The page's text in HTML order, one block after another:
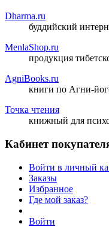
Dharma.ru
буддийский
MenlaShop.ru
продукция
AgniBooks.ru
книги по Агни-
Точка чтения
книжный для
Кабинет
Войти в личный
Заказы
Избранное
Где мой заказ?
Войти